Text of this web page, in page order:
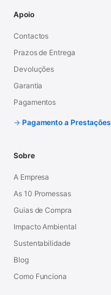
Apoio
Contactos
Prazos de Entrega
Devoluções
Garantia
Pagamentos
Pagamento a Prestações
Sobre
A Empresa
As 10 Promessas
Guias de Compra
Impacto Ambiental
Sustentabilidade
Blog
Como Funciona